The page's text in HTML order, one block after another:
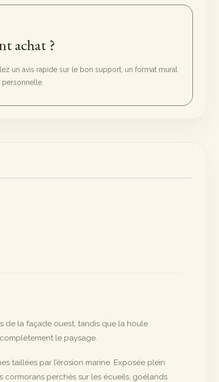
achat ?
un avis rapide sur le bon support, un format mural
de la façade ouest, tandis que la houle
le paysage.
taillées par l’érosion marine. Exposée plein
cormorans perchés sur les écueils, goélands